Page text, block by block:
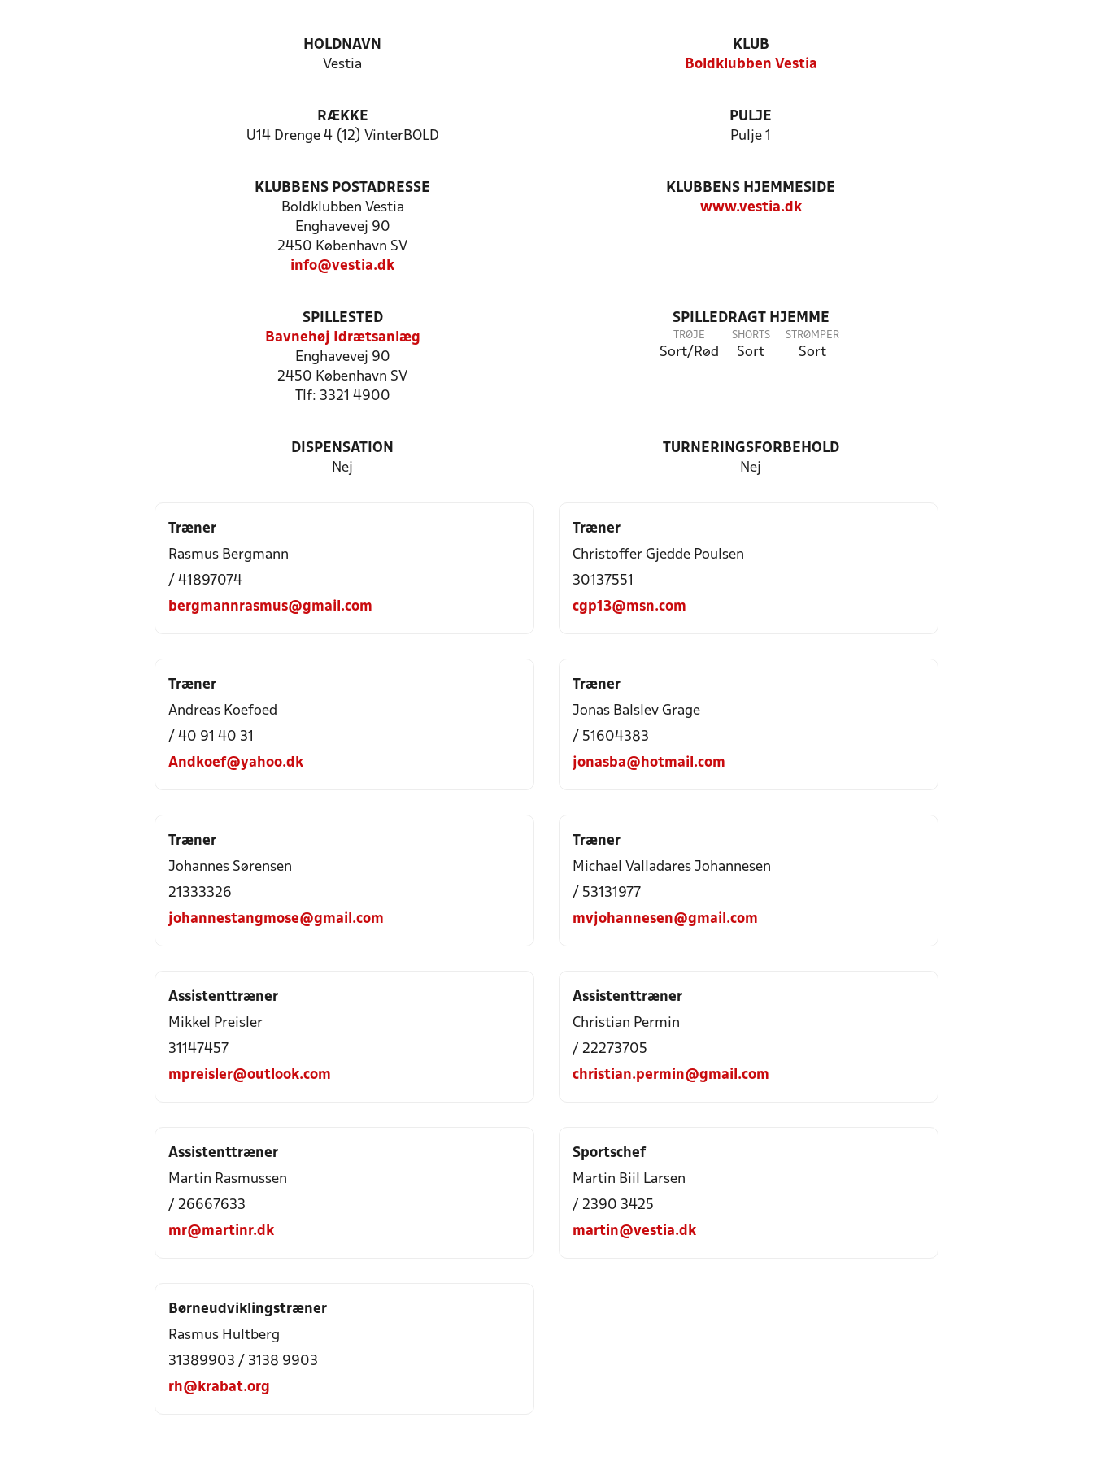
HOLDNAVN
Vestia
KLUB
Boldklubben Vestia
RÆKKE
U14 Drenge 4 (12) VinterBOLD
PULJE
Pulje 1
KLUBBENS POSTADRESSE
Boldklubben Vestia
Enghavevej 90
2450 København SV
info@vestia.dk
KLUBBENS HJEMMESIDE
www.vestia.dk
SPILLESTED
Bavnehøj Idrætsanlæg
Enghavevej 90
2450 København SV
Tlf: 3321 4900
SPILLEDRAGT HJEMME
TRØJE
Sort/Rød
SHORTS
Sort
STRØMPER
Sort
DISPENSATION
Nej
TURNERINGSFORBEHOLD
Nej
Træner
Rasmus Bergmann
/ 41897074
bergmannrasmus@gmail.com
Træner
Christoffer Gjedde Poulsen
30137551
cgp13@msn.com
Træner
Andreas Koefoed
/ 40 91 40 31
Andkoef@yahoo.dk
Træner
Jonas Balslev Grage
/ 51604383
jonasba@hotmail.com
Træner
Johannes Sørensen
21333326
johannestangmose@gmail.com
Træner
Michael Valladares Johannesen
/ 53131977
mvjohannesen@gmail.com
Assistenttræner
Mikkel Preisler
31147457
mpreisler@outlook.com
Assistenttræner
Christian Permin
/ 22273705
christian.permin@gmail.com
Assistenttræner
Martin Rasmussen
/ 26667633
mr@martinr.dk
Sportschef
Martin Biil Larsen
/ 2390 3425
martin@vestia.dk
Børneudviklingstræner
Rasmus Hultberg
31389903 / 3138 9903
rh@krabat.org